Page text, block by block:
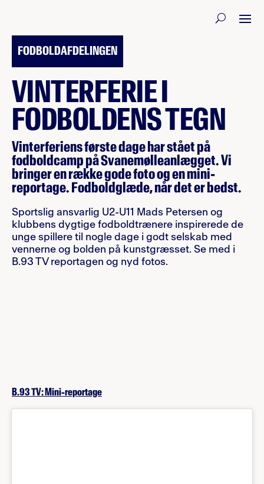
FODBOLDAFDELINGEN
VINTERFERIE I
FODBOLDENS TEGN
Vinterferiens første dage har stået på
fodboldcamp på Svanemølleanlægget. Vi
bringer en række gode foto og en mini-
reportage. Fodboldglæde, når det er bedst.
Sportslig ansvarlig U2-U11 Mads Petersen og
klubbens dygtige fodboldtrænere inspirerede de
unge spillere til nogle dage i godt selskab med
vennerne og bolden på kunstgræsset. Se med i
B.93 TV reportagen og nyd fotos.
B.93 TV: Mini-reportage